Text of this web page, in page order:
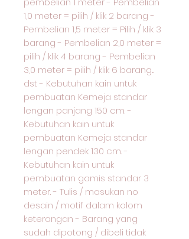
1,0 meter = pilih / klik 2 barang -
Pembelian 1,5 meter = Pilih / klik 3
barang - Pembelian 2,0 meter =
pilih / klik 4 barang - Pembelian
3,0 meter = pilih / klik 6 barang...
dst - Kebutuhan kain untuk
pembuatan Kemeja standar
lengan panjang 150 cm. -
Kebutuhan kain untuk
pembuatan Kemeja standar
lengan pendek 130 cm. -
Kebutuhan kain untuk
pembuatan gamis standar 3
meter. - Tulis / masukan no
desain / motif dalam kolom
keterangan - Barang yang
sudah dipotong / dibeli tidak